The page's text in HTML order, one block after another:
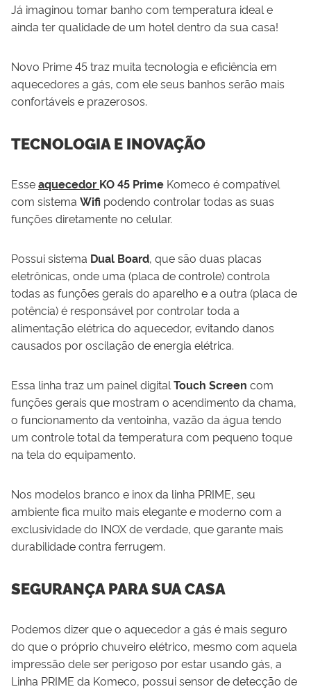
Já imaginou tomar banho com temperatura ideal e
ainda ter qualidade de um hotel dentro da sua casa!
Novo Prime 45 traz muita tecnologia e eficiência em
aquecedores a gás, com ele seus banhos serão mais
confortáveis e prazerosos.
TECNOLOGIA E INOVAÇÃO
Esseaquecedor KO 45 Prime Komeco é compatível
com sistema Wifi podendo controlar todas as suas
funções diretamente no celular.
Possui sistema Dual Board, que são duas placas
eletrônicas, onde uma (placa de controle) controla
todas as funções gerais do aparelho e a outra (placa de
potência) é responsável por controlar toda a
alimentação elétrica do aquecedor, evitando danos
causados por oscilação de energia elétrica.
Essa linha traz um painel digital Touch Screen com
funções gerais que mostram o acendimento da chama,
o funcionamento da ventoinha, vazão da água tendo
um controle total da temperatura com pequeno toque
na tela do equipamento.
Nos modelos branco e inox da linha PRIME, seu
ambiente fica muito mais elegante e moderno com a
exclusividade do INOX de verdade, que garante mais
durabilidade contra ferrugem.
SEGURANÇA PARA SUA CASA
Podemos dizer que o aquecedor a gás é mais seguro
do que o próprio chuveiro elétrico, mesmo com aquela
impressão dele ser perigoso por estar usando gás, a
Linha PRIME da Komeco, possui sensor de detecção de